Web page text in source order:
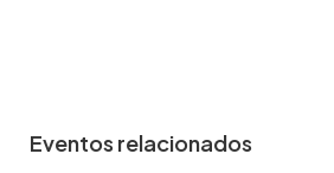
Eventos relacionados